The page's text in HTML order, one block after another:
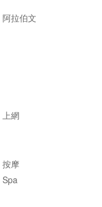
阿拉伯文
上網
按摩
Spa